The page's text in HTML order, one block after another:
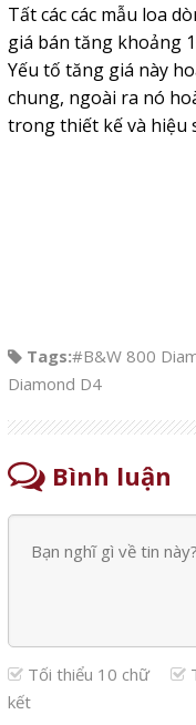
Tất các các mẫu loa
giá bán tăng khoảng
Yếu tố tăng giá này
chung, ngoài ra nó
trong thiết kế và hiệu
Tags:#B&W 800
Diamond D4
Bình luận
Tối thiểu 10 chữ
kết